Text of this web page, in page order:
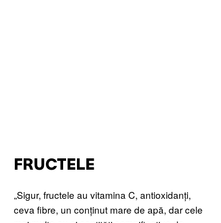
FRUCTELE
„Sigur, fructele au vitamina C, antioxidanți,
ceva fibre, un conținut mare de apă, dar cele